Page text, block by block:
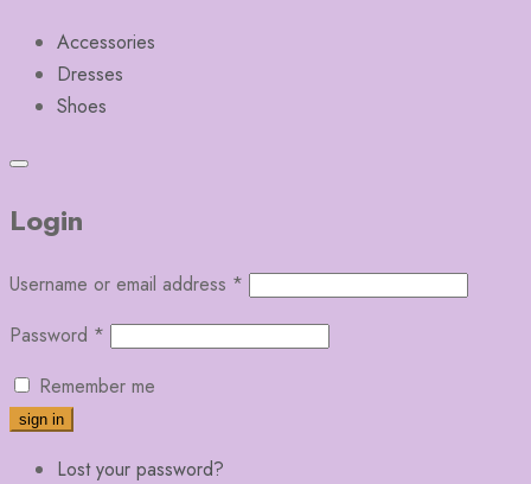
Accessories
Dresses
Shoes
Login
Username or email address *
Password *
Remember me
Lost your password?